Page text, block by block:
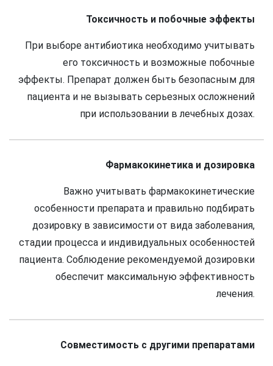
Токсичность и побочные эффекты
При выборе антибиотика необходимо учитывать
его токсичность и возможные побочные
эффекты. Препарат должен быть безопасным для
пациента и не вызывать серьезных осложнений
при использовании в лечебных дозах.
Фармакокинетика и дозировка
Важно учитывать фармакокинетические
особенности препарата и правильно подбирать
дозировку в зависимости от вида заболевания,
стадии процесса и индивидуальных особенностей
пациента. Соблюдение рекомендуемой дозировки
обеспечит максимальную эффективность
лечения.
Совместимость с другими препаратами